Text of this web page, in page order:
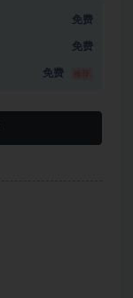
免费
免费
免费